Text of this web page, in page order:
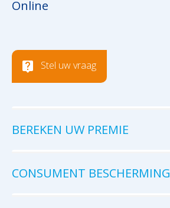
Online
Stel uw vraag
BEREKEN UW PREMIE
CONSUMENT BESCHERMING